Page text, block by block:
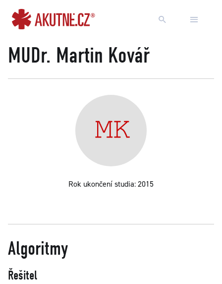
MUDr. Martin Kovář
Rok ukončení studia: 2015
Algoritmy
Řešitel